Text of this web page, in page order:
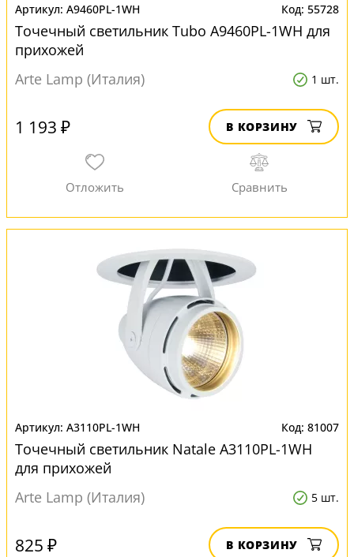
A9460PL-1WH 55728
Точечный светильник Tubo A9460PL-1WH для
прихожей
Arte Lamp (Италия)
1 шт.
1 193 ₽ В КОРЗИНУ
A3110PL-1WH 81007
Точечный светильник Natale A3110PL-1WH
для прихожей
Arte Lamp (Италия)
5 шт.
825 ₽ В КОРЗИНУ